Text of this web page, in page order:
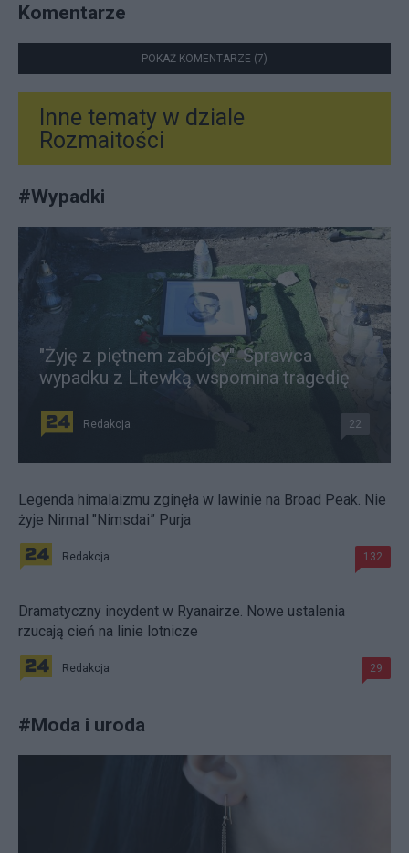
Komentarze
POKAŻ KOMENTARZE (7)
Inne tematy w dziale
Rozmaitości
#Wypadki
"Żyję z piętnem zabójcy". Sprawca
wypadku z Litewką wspomina tragedię
Redakcja 22
Legenda himalaizmu zginęła w lawinie na Broad Peak. Nie
żyje Nirmal "Nimsdai” Purja
Redakcja 132
Dramatyczny incydent w Ryanairze. Nowe ustalenia
rzucają cień na linie lotnicze
Redakcja 29
#Moda i uroda